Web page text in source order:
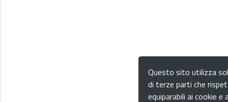
Questo sito utilizza
di terze parti che
equiparabili ai cookie